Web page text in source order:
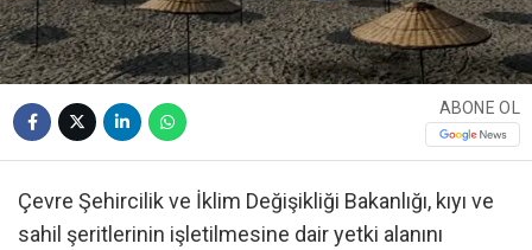
ABONE OL
Çevre Şehircilik ve İklim Değişikliği Bakanlığı, kıyı ve
sahil şeritlerinin işletilmesine dair yetki alanını